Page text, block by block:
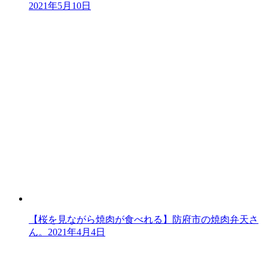
2021年5月10日
【桜を見ながら焼肉が食べれる】防府市の焼肉弁天さ
ん。 2021年4月4日